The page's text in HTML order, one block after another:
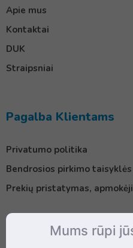
Apie mus
Kontaktai
DUK
Straipsniai
Pagalba Klientams
Privatumo politika
Bendrosios pirkimo taisyklės
Prekių pristatymas,
KontaktaiMums rūpi